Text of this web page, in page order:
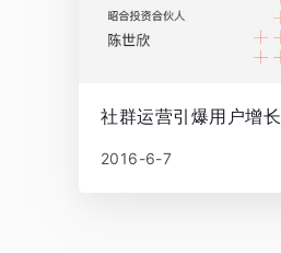
社群运营引爆用户增长
2016-6-7